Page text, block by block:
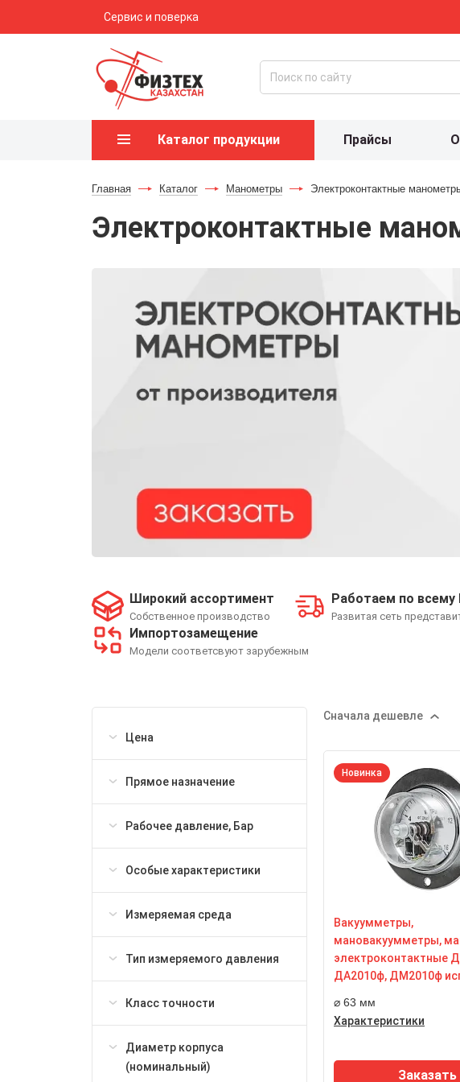
Сервис и поверка
Каталог продукции Прайсы
Главная - Каталог - Манометры - Электроконтактные
Электроконтактные
Широкий ассортимент
Собственное производство
Работаем по всему
Развитая сеть
Импортозамещение
Модели соответсвуют зарубежным
Цена
Прямое назначение
Рабочее давление, Бар
Особые характеристики
Измеряемая среда
Тип измеряемого давления
Класс точности
Диаметр корпуса
(номинальный)
Сначала дешевле
Новинка
Вакуумметры,
мановакуумметры,
электроконтактные
ДА2010ф, ДМ2010ф
⌀ 63 мм
Характеристики
Класс точностиЗаказать